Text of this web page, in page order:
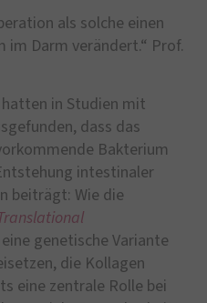
als solche einen
im Darm verändert.“ Prof.
in Studien mit
dass das
Bakterium
intestinaler
beiträgt: Wie die
genetische Variante
die Kollagen
eine zentrale Rolle bei